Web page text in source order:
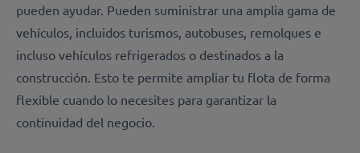
pueden ayudar. Pueden suministrar una amplia gama de
vehículos, incluidos turismos, autobuses, remolques e
incluso vehículos refrigerados o destinados a la
construcción. Esto te permite ampliar tu flota de forma
flexible cuando lo necesites para garantizar la
continuidad del negocio.